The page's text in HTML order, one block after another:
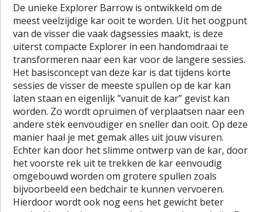
De unieke Explorer Barrow is ontwikkeld om de
meest veelzijdige kar ooit te worden. Uit het oogpunt
van de visser die vaak dagsessies maakt, is deze
uiterst compacte Explorer in een handomdraai te
transformeren naar een kar voor de langere sessies.
Het basisconcept van deze kar is dat tijdens korte
sessies de visser de meeste spullen op de kar kan
laten staan en eigenlijk ”vanuit de kar” gevist kan
worden. Zo wordt opruimen of verplaatsen naar een
andere stek eenvoudiger en sneller dan ooit. Op deze
manier haal je met gemak alles uit jouw visuren.
Echter kan door het slimme ontwerp van de kar, door
het voorste rek uit te trekken de kar eenvoudig
omgebouwd worden om grotere spullen zoals
bijvoorbeeld een bedchair te kunnen vervoeren.
Hierdoor wordt ook nog eens het gewicht beter